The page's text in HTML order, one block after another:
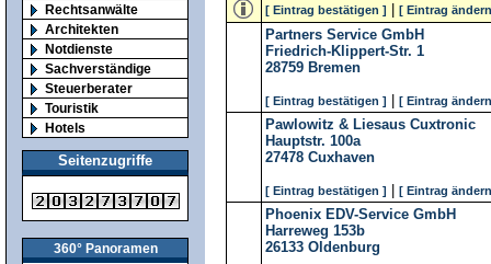
Rechtsanwälte
Architekten
Notdienste
Sachverständige
Steuerberater
Touristik
Hotels
Seitenzugriffe
360° Panoramen
[ Eintrag bestätigen ] [ Eintrag
Partners Service GmbH
Friedrich-Klippert-Str. 1
28759 Bremen
[ Eintrag bestätigen ] [ Eintrag
Pawlowitz & Liesaus Cuxtronic
Hauptstr. 100a
27478 Cuxhaven
[ Eintrag bestätigen ] [ Eintrag
Phoenix EDV-Service GmbH
Harreweg 153b
26133 Oldenburg